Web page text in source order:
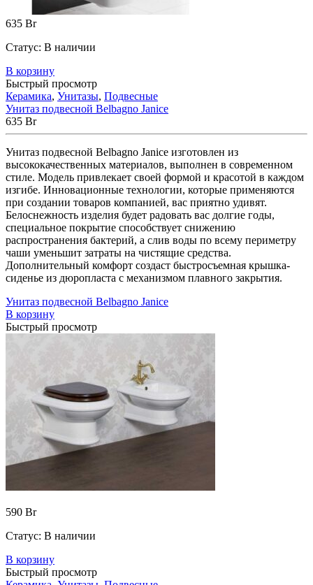
635 Br
Статус: В наличии
В корзину
Быстрый просмотр
Керамика, Унитазы, Подвесные
Унитаз подвесной Belbagno Janice
635 Br
Унитаз подвесной Belbagno Janice изготовлен из
высококачественных материалов, выполнен в современном
стиле. Модель привлекает своей формой и красотой в каждом
изгибе. Инновационные технологии, которые применяются
при создании товаров компанией, вас приятно удивят.
Белоснежность изделия будет радовать вас долгие годы,
специальное покрытие способствует снижению
распространения бактерий, а слив воды по всему периметру
чаши уменьшит затраты на чистящие средства.
Дополнительный комфорт создаст быстросъемная крышка-
сиденье из дюропласта с механизмом плавного закрытия.
Унитаз подвесной Belbagno Janice
В корзину
Быстрый просмотр
590 Br
Статус: В наличии
В корзину
Быстрый просмотр